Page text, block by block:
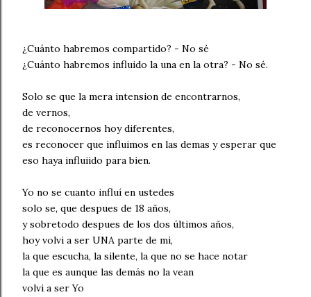
¿Cuánto habremos compartido? - No sé
¿Cuánto habremos influido la una en la otra? - No sé.
Solo se que la mera intension de encontrarnos,
de vernos,
de reconocernos hoy diferentes,
es reconocer que influimos en las demas y esperar que
eso haya influiido para bien.
Yo no se cuanto influí en ustedes
solo se, que despues de 18 años,
y sobretodo despues de los dos últimos años,
hoy volvi a ser UNA parte de mi,
la que escucha, la silente, la que no se hace notar
la que es aunque las demás no la vean
volvi a ser Yo